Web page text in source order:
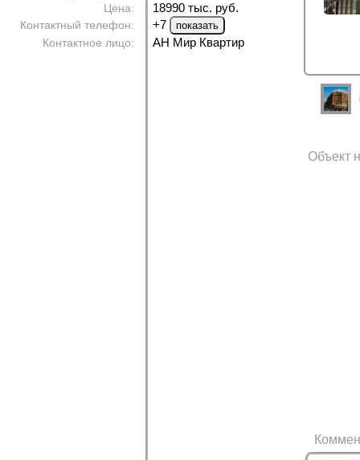
Цена: 18990 тыс. руб.
Контактный телефон: +7
Контактное лицо: АН Мир Квартир
Объект